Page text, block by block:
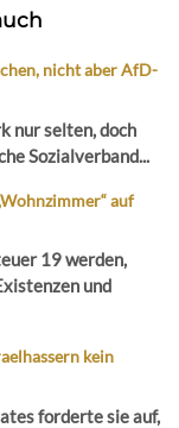
nicht aber AfD-
nur selten, doch
Sozialverband...
auf
19 werden,
und
kein
forderte sie auf,